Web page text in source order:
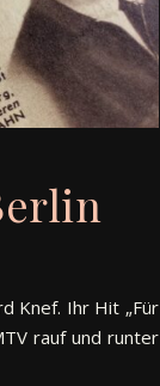
Knef. Ihr Hit „Für
rauf und runter